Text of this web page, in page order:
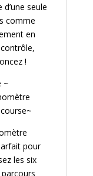
seule
comme
en
!
~
pour
les six